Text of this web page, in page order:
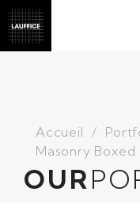
Accueil
Masonry Boxed
OUR